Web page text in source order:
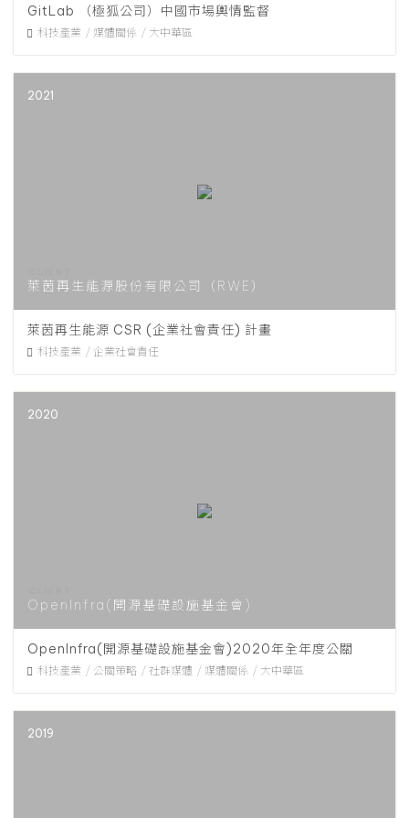
GitLab （極狐公司）中國市場輿情監督
科技產業 媒體關係 大中華區
2021
萊茵再生能源股份有限公司（RWE）
萊茵再生能源 CSR (企業社會責任) 計畫
科技產業 企業社會責任
2020
OpenInfra(開源基礎設施基金會)
OpenInfra(開源基礎設施基金會)2020年全年度公關
科技產業 公關策略 社群媒體 媒體關係 大中華區
2019